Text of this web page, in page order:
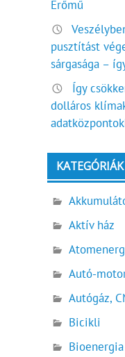
Erőmű
pusztítást
sárgasága –
Így
dolláros
KATEGÓRIÁK
Aktív ház
Autó-
Autógáz,
Bicikli
Bioenergia